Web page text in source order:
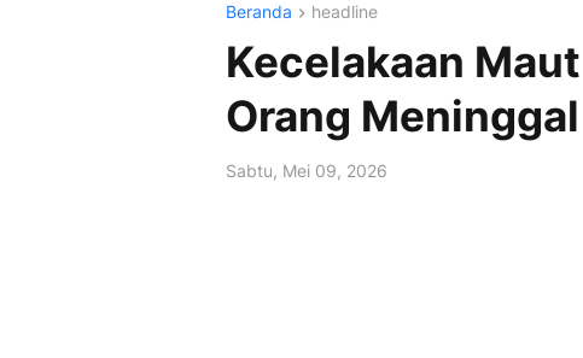
Beranda headline
Kecelakaan
Orang
Sabtu, Mei 09, 2026